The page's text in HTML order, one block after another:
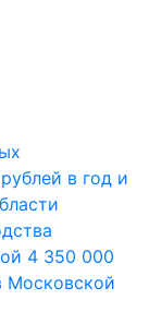
4 350 000
Московской